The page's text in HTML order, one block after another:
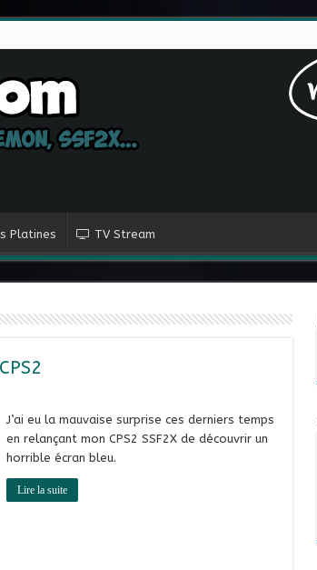
Platines TV Stream
J’ai eu la mauvaise surprise ces derniers temps
en relançant mon CPS2 SSF2X de découvrir un
horrible écran bleu.
Lire la suite